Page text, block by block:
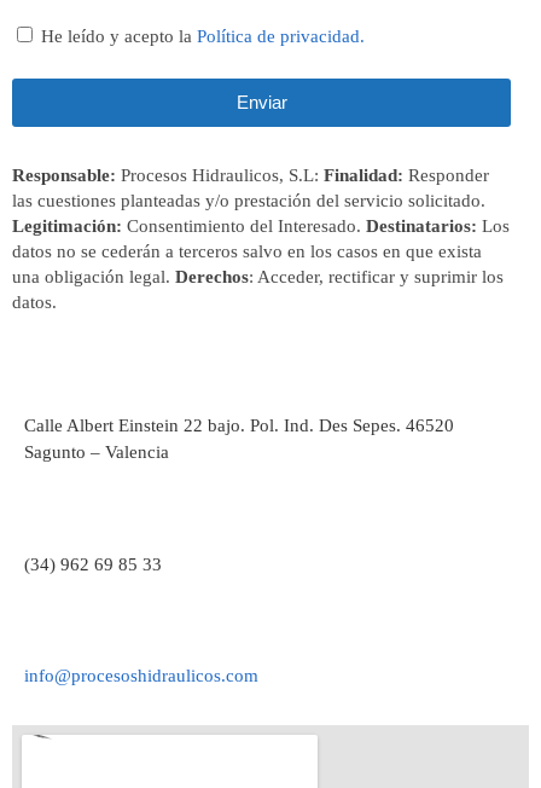
He leído y acepto la Política de privacidad.
Enviar
Responsable: Procesos Hidraulicos, S.L: Finalidad: Responder
las cuestiones planteadas y/o prestación del servicio solicitado.
Legitimación: Consentimiento del Interesado. Destinatarios: Los
datos no se cederán a terceros salvo en los casos en que exista
una obligación legal. Derechos: Acceder, rectificar y suprimir los
datos.
Calle Albert Einstein 22 bajo. Pol. Ind. Des Sepes. 46520
Sagunto – Valencia
(34) 962 69 85 33
info@procesoshidraulicos.com